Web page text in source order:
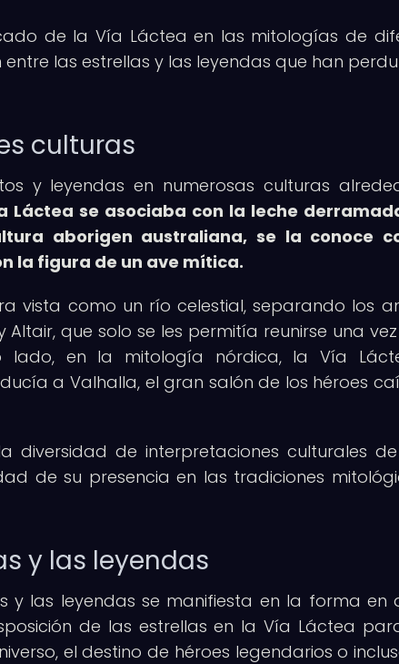
de la Vía Láctea en las mitologías de
las estrellas y las leyendas que han
culturas
y leyendas en numerosas culturas
Láctea se asociaba con la leche
aborigen australiana, se la conoce
la figura de un ave mítica.
vista como un río celestial, separando los
que solo se les permitía reunirse una
lado, en la mitología nórdica, la Vía
a Valhalla, el gran salón de los héroes
diversidad de interpretaciones culturales
de su presencia en las tradiciones
y las leyendas
y las leyendas se manifiesta en la forma en
de las estrellas en la Vía Láctea
el destino de héroes legendarios o